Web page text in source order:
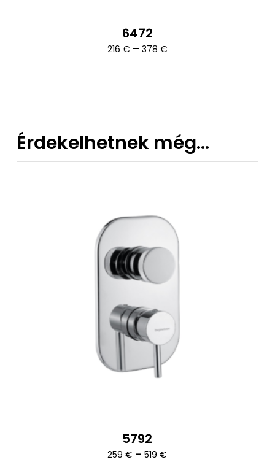
6472
216 € – 378 €Ártartomány:
Érdekelhetnek még…
5792
259€ – 519€